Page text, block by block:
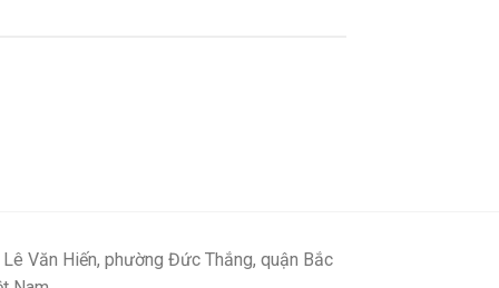
Văn Hiến, phường Đức Thắng, quận Bắc